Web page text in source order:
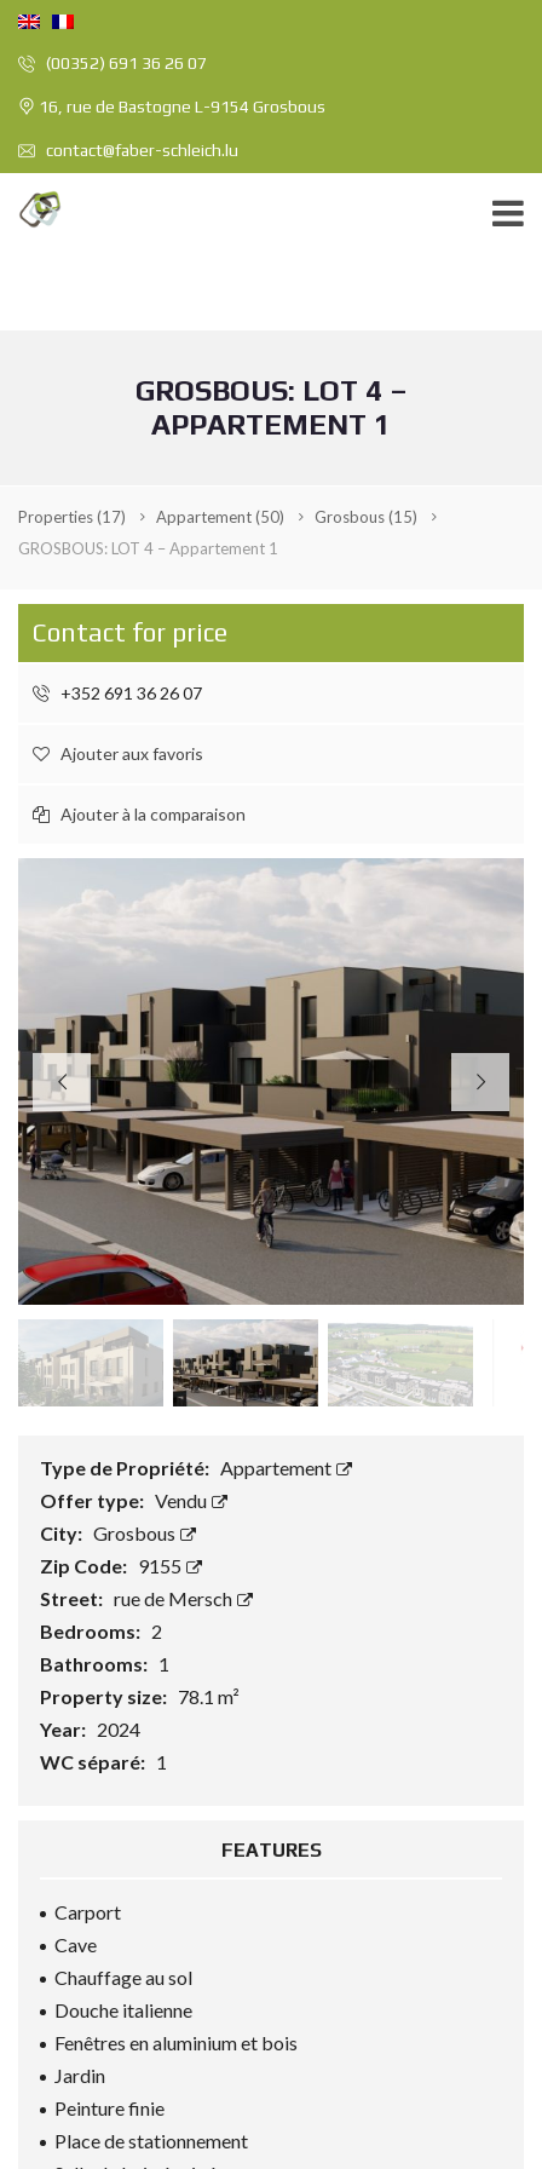
(00352) 691 36 26 07
16, rue de Bastogne L-9154 Grosbous
contact@faber-schleich.lu
GROSBOUS: LOT 4 –
APPARTEMENT 1
Properties(17) Appartement(50) Grosbous(15)
GROSBOUS: LOT 4 – Appartement 1
Contact for price
+352 691 36 26 07
Ajouter aux favoris
Ajouter à la comparaison
Type de Propriété: Appartement
Offer type: Vendu
City: Grosbous
Zip Code: 9155
Street: rue de Mersch
Bedrooms: 2
Bathrooms: 1
Property size: 78.1 m²
Year: 2024
WC séparé: 1
FEATURES
Carport
Cave
Chauffage au sol
Douche italienne
Fenêtres en aluminium et bois
Jardin
Peinture finie
Place de stationnement